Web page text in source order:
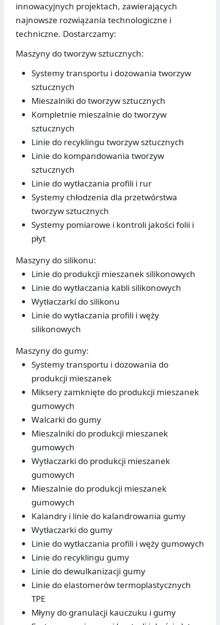
innowacyjnych projektach, zawierających
najnowsze rozwiązania technologiczne i
techniczne. Dostarczamy:
Maszyny do tworzyw sztucznych:
Systemy transportu i dozowania tworzyw
sztucznych
Mieszalniki do tworzyw sztucznych
Kompletnie mieszalnie do tworzyw
sztucznych
Linie do recyklingu tworzyw sztucznych
Linie do kompandowania tworzyw
sztucznych
Linie do wytłaczania profili i rur
Systemy chłodzenia dla przetwórstwa
tworzyw sztucznych
Systemy pomiarowe i kontroli jakości folii i
płyt
Maszyny do silikonu:
Linie do produkcji mieszanek silikonowych
Linie do wytłaczania kabli silikonowych
Wytłaczarki do silikonu
Linie do wytłaczania profili i węży
silikonowych
Maszyny do gumy:
Systemy transportu i dozowania do
produkcji mieszanek
Miksery zamknięte do produkcji mieszanek
gumowych
Walcarki do gumy
Mieszalniki do produkcji mieszanek
gumowych
Wytłaczarki do produkcji mieszanek
gumowych
Mieszalnie do produkcji mieszanek
gumowych
Kalandry i linie do kalandrowania gumy
Wytłaczarki do gumy
Linie do wytłaczania profili i węży gumowych
Linie do recyklingu gumy
Linie do dewulkanizacji gumy
Linie do elastomerów termoplastycznych
TPE
Młyny do granulacji kauczuku i gumy